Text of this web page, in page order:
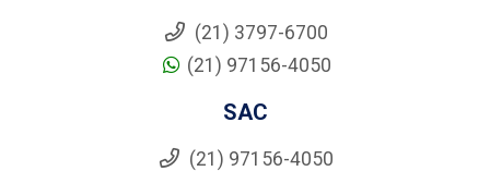
(21) 3797-6700
(21) 97156-4050
SAC
(21) 97156-4050